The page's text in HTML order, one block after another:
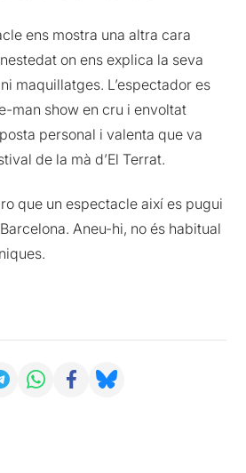
ens mostra una altra cara
on ens explica la seva
maquillatges. L’espectador es
man show en cru i envoltat
personal i valenta que va
de la mà d’El Terrat.
que un espectacle així es pugui
Aneu-hi, no és habitual